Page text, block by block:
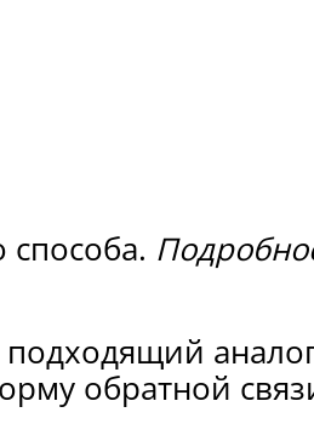
подходящий
обратной